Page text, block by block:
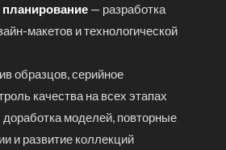
— разработка
макетов и технологической
образцов, серийное
качества на всех этапах
моделей, повторные
и развитие коллекций